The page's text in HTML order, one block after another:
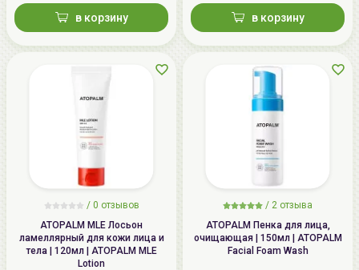
в корзину в корзину
/ 0 отзывов
ATOPALM MLE Лосьон
ламеллярный для кожи лица и
тела | 120мл | ATOPALM MLE
Lotion
/ 2 отзыва
ATOPALM Пенка для лица,
очищающая | 150мл | ATOPALM
Facial Foam Wash